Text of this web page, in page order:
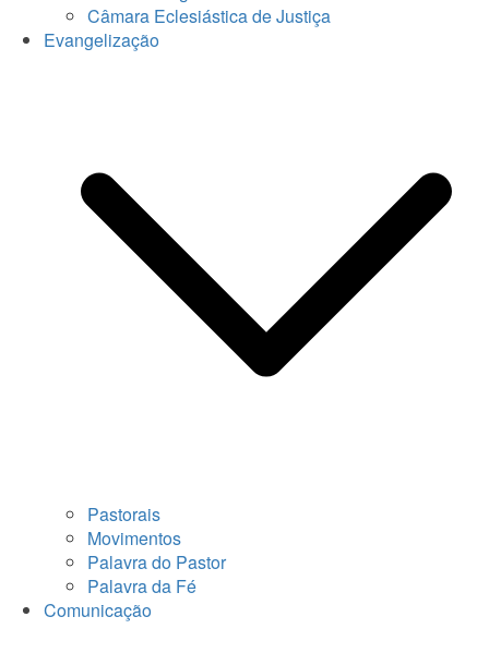
Câmara Eclesiástica de Justiça
Evangelização
Pastorais
Movimentos
Palavra do Pastor
Palavra da Fé
Comunicação